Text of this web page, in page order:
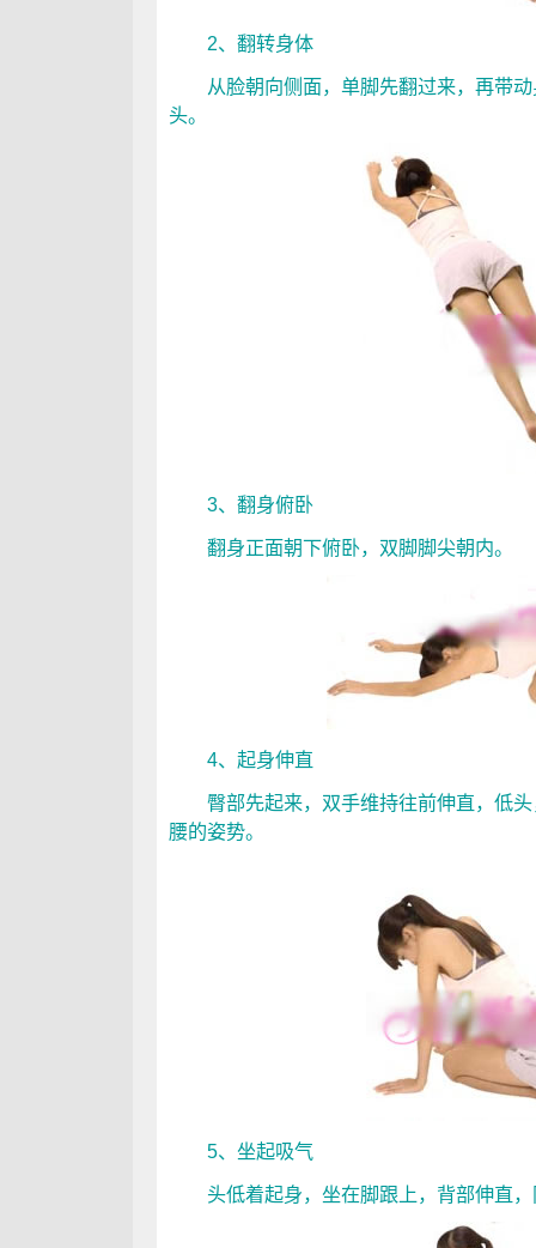
2、翻转身体
从脸朝向侧面，单脚先翻过来，再带动
头。
3、翻身俯卧
翻身正面朝下俯卧，双脚脚尖朝内。
4、起身伸直
臀部先起来，双手维持往前伸直，低头
腰的姿势。
5、坐起吸气
头低着起身，坐在脚跟上，背部伸直，